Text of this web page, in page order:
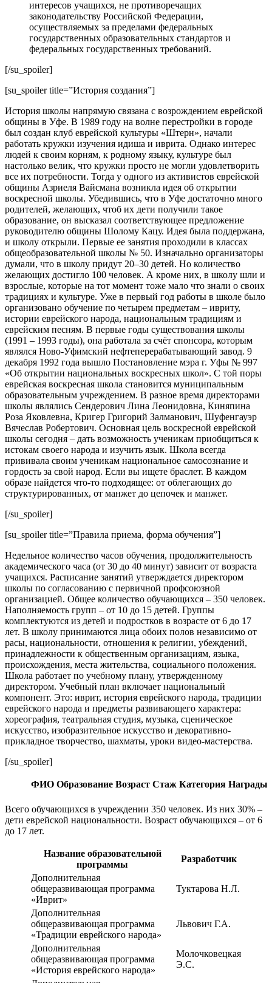
интересов учащихся, не противоречащих
законодательству Российской Федерации,
осуществляемых за пределами федеральных
государственных образовательных стандартов и
федеральных государственных требований.
[/su_spoiler]
[su_spoiler title=”История создания”]
История школы напрямую связана с возрождением еврейской
общины в Уфе. В 1989 году на волне перестройки в городе
был создан клуб еврейской культуры «Штерн», начали
работать кружки изучения идиша и иврита. Однако интерес
людей к своим корням, к родному языку, культуре был
настолько велик, что кружки просто не могли удовлетворить
все их потребности. Тогда у одного из активистов еврейской
общины Азриеля Вайсмана возникла идея об открытии
воскресной школы. Убедившись, что в Уфе достаточно много
родителей, желающих, чтоб их дети получили такое
образование, он высказал соответствующее предложение
руководителю общины Шолому Кацу. Идея была поддержана,
и школу открыли. Первые ее занятия проходили в классах
общеобразовательной школы № 50. Изначально организаторы
думали, что в школу придут 20–30 детей. Но количество
желающих достигло 100 человек. А кроме них, в школу шли и
взрослые, которые на тот момент тоже мало что знали о своих
традициях и культуре. Уже в первый год работы в школе было
организовано обучение по четырем предметам – ивриту,
истории еврейского народа, национальным традициям и
еврейским песням. В первые годы существования школы
(1991 – 1993 годы), она работала за счёт спонсора, которым
являлся Ново-Уфимский нефтеперерабатывающий завод. 9
декабря 1992 года вышло Постановление мэра г. Уфы № 997
«Об открытии национальных воскресных школ». С той поры
еврейская воскресная школа становится муниципальным
образовательным учреждением. В разное время директорами
школы являлись Сендерович Лина Леонидовна, Киняпина
Роза Яковлевна, Кригер Григорий Залманович, Шуфенгауэр
Вячеслав Робертович. Основная цель воскресной еврейской
школы сегодня – дать возможность ученикам приобщиться к
истокам своего народа и изучить язык. Школа всегда
прививала своим ученикам национальное самосознание и
гордость за свой народ. Если вы ищете браслет. В каждом
образе найдется что-то подходящее: от облегающих до
структурированных, от манжет до цепочек и манжет.
[/su_spoiler]
[su_spoiler title=”Правила приема, форма обучения”]
Недельное количество часов обучения, продолжительность
академического часа (от 30 до 40 минут) зависит от возраста
учащихся. Расписание занятий утверждается директором
школы по согласованию с первичной профсоюзной
организацией. Общее количество обучающихся – 350 человек.
Наполняемость групп – от 10 до 15 детей. Группы
комплектуются из детей и подростков в возрасте от 6 до 17
лет. В школу принимаются лица обоих полов независимо от
расы, национальности, отношения к религии, убеждений,
принадлежности к общественным организациям, языка,
происхождения, места жительства, социального положения.
Школа работает по учебному плану, утвержденному
директором. Учебный план включает национальный
компонент. Это: иврит, история еврейского народа, традиции
еврейского народа и предметы развивающего характера:
хореография, театральная студия, музыка, сценическое
искусство, изобразительное искусство и декоративно-
прикладное творчество, шахматы, уроки видео-мастерства.
[/su_spoiler]
ФИО Образование Возраст Стаж Категория Награды
Всего обучающихся в учреждении 350 человек. Из них 30% –
дети еврейской национальности. Возраст обучающихся – от 6
до 17 лет.
Название образовательной
программы
Разработчик
Дополнительная
общеразвивающая программа
«Иврит»
Туктарова Н.Л.
Дополнительная
общеразвивающая программа
«Традиции еврейского народа»
Львович Г.А.
Дополнительная
общеразвивающая программа
«История еврейского народа»
Молочковецкая
Э.С.